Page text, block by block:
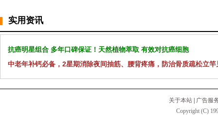
实用资讯
抗癌明星组合 多年口碑保证！天然植物萃取 有效对抗癌细胞
中老年补钙必备，2星期消除夜间抽筋、腰背疼痛，防治骨质疏松立竿
关于本站
广告服
Copyright (C)